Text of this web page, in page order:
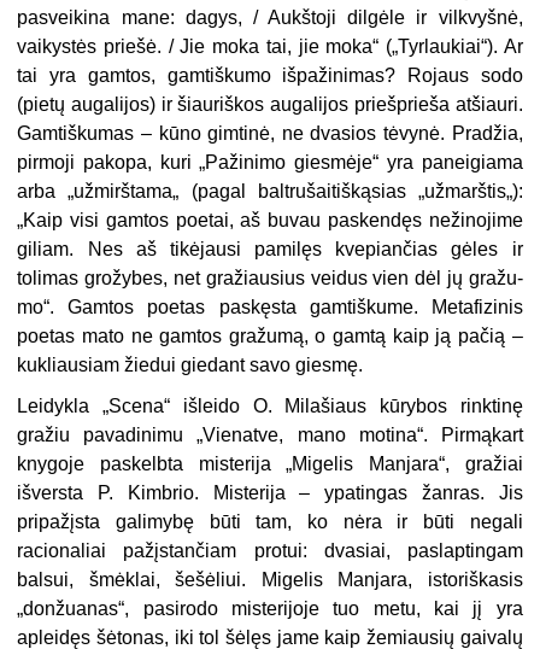
pasveikina mane: da­gys, / Aukštoji dilgėle ir vilkvyšnė,
vaikystės priešė. / Jie moka tai, jie moka“ („Tyrlaukiai“). Ar
tai yra gamtos, gamtiškumo išpažinimas? Rojaus sodo
(pietų augalijos) ir šiauriškos augalijos priešprieša atšiauri.
Gamtiškumas – kūno gimti­nė, ne dvasios tėvynė. Pradžia,
pirmoji pakopa, kuri „Pažinimo giesmėje“ yra paneigiama
arba „užmirštama„ (pagal baltrušaitiškąsias „užmarštis„):
„Kaip visi gamtos poetai, aš buvau paskendęs nežinojime
giliam. Nes aš tikėjausi pamilęs kvepiančias gėles ir
tolimas grožybes, net gražiausius veidus vien dėl jų gražu­
mo“. Gamtos poetas paskęsta gamtiškume. Metafizinis
poetas mato ne gamtos gražumą, o gamtą kaip ją pačią –
kukliausiam žiedui giedant savo giesmę.
Leidykla „Scena“ išleido O. Milašiaus kūrybos rinktinę
gražiu pavadinimu „Vienatve, mano motina“. Pirmąkart
knygoje paskelbta misterija „Migelis Manja­ra“, gražiai
išversta P. Kimbrio. Misterija – ypatingas žanras. Jis
pripažįsta gali­mybę būti tam, ko nėra ir būti negali
racionaliai pažįstančiam protui: dvasiai, pa­slaptingam
balsui, šmėklai, šešėliui. Migelis Manjara, istoriškasis
„donžuanas“, pasirodo misterijoje tuo metu, kai jį yra
apleidęs šėtonas, iki tol šėlęs jame kaip žemiausių gaivalų